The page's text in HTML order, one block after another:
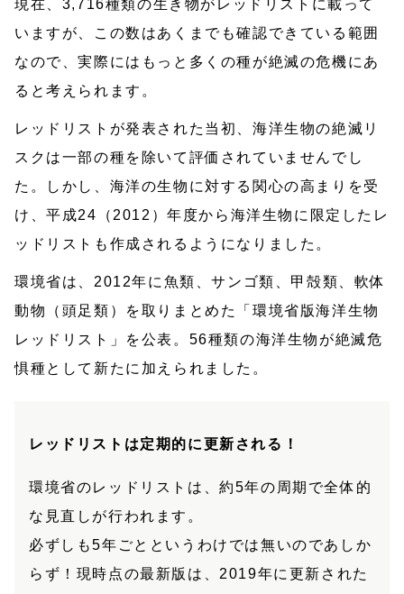
現在、3,716種類の生き物がレッドリストに載って
いますが、この数はあくまでも確認できている範囲
なので、実際にはもっと多くの種が絶滅の危機にあ
ると考えられます。
レッドリストが発表された当初、海洋生物の絶滅リ
スクは一部の種を除いて評価されていませんでし
た。しかし、海洋の生物に対する関心の高まりを受
け、平成24（2012）年度から海洋生物に限定したレ
ッドリストも作成されるようになりました。
環境省は、2012年に魚類、サンゴ類、甲殻類、軟体
動物（頭足類）を取りまとめた「環境省版海洋生物
レッドリスト」を公表。56種類の海洋生物が絶滅危
惧種として新たに加えられました。
レッドリストは定期的に更新される！
環境省のレッドリストは、約5年の周期で全体的
な見直しが行われます。
必ずしも5年ごとというわけでは無いのであしか
らず！現時点の最新版は、2019年に更新された